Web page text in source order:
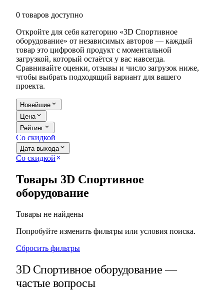
0 товаров доступно
Откройте для себя категорию «3D Спортивное
оборудование» от независимых авторов — каждый
товар это цифровой продукт с моментальной
загрузкой, который остаётся у вас навсегда.
Сравнивайте оценки, отзывы и число загрузок ниже,
чтобы выбрать подходящий вариант для вашего
проекта.
Новейшие expand_more
Цена expand_more
Рейтинг expand_more
Со скидкой
Дата выхода expand_more
Со скидкой close
Товары 3D Спортивное
оборудование
Товары не найдены
Попробуйте изменить фильтры или условия поиска.
Сбросить фильтры
3D Спортивное оборудование —
частые вопросы